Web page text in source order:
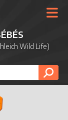
Wild Life)